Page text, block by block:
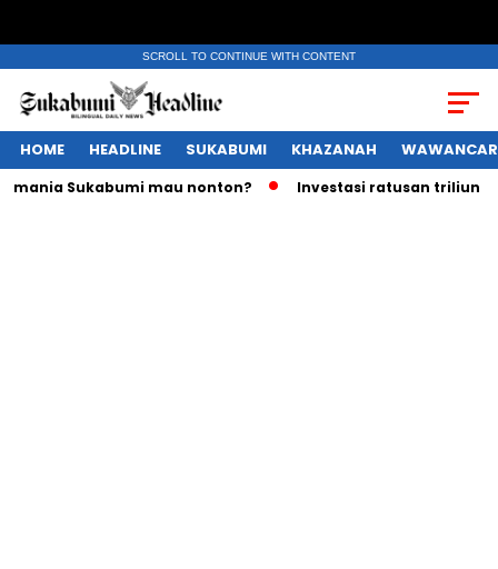
SCROLL TO CONTINUE WITH CONTENT
HOME HEADLINE SUKABUMI KHAZANAH
Sukabumi mau nonton? Investasi ratusan triliun Rupiah